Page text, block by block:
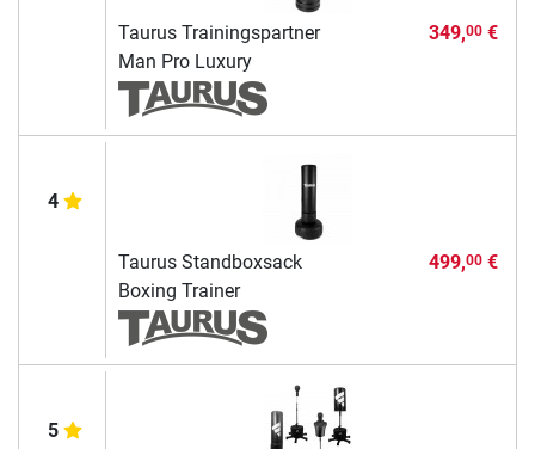
Taurus Trainingspartner
Man Pro Luxury
349,00€
4
Taurus Standboxsack
Boxing Trainer
499,00€
5